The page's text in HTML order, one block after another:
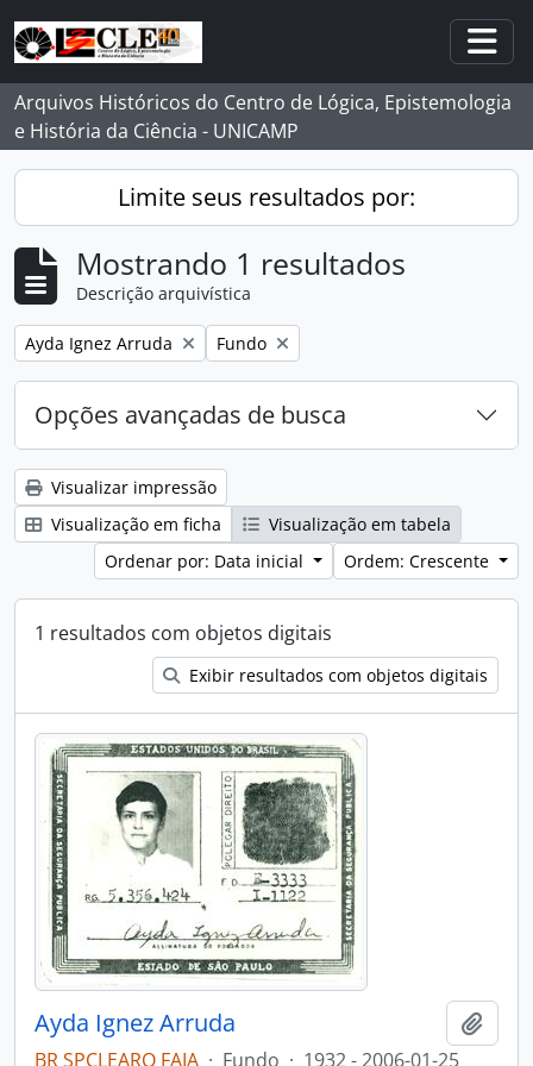
Skip to main content
Arquivos Históricos do Centro de Lógica, Epistemologia
e História da Ciência - UNICAMP
Limite seus resultados por:
Mostrando 1 resultados
Descrição arquivística
Remover filtro:
Ayda Ignez Arruda Remover filtro:
Fundo
Opções avançadas de busca
Visualizar impressão
Visualização em ficha
Visualização em tabela
Ordenar por: Data inicial
Ordem: Crescente
1 resultados com objetos digitais
Exibir resultados com objetos digitais
Ayda Ignez Arruda
BR SPCLEARQ FAIA · Fundo · 1932 - 2006-01-25